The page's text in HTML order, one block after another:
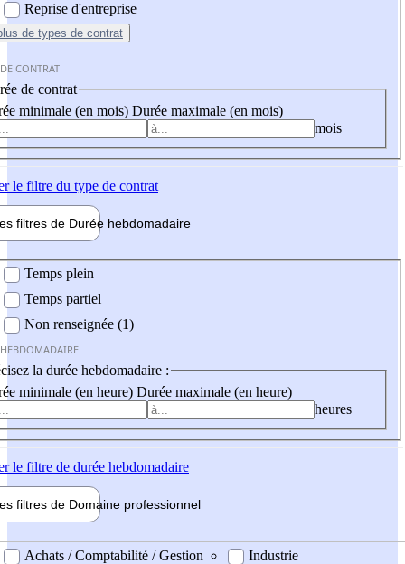
Reprise d'entreprise
de types de contrat
CONTRAT
de contrat
minimale (en mois) Durée maximale (en mois)
mois
le filtre du type de contrat
filtres de Durée hebdomadaire
Temps plein
Temps partiel
Non renseignée (1)
la durée hebdomadaire :
minimale (en heure) Durée maximale (en heure)
heures
le filtre de durée hebdomadaire
filtres de Domaine professionnel
professionel
Achats / Comptabilité / Gestion
Industrie